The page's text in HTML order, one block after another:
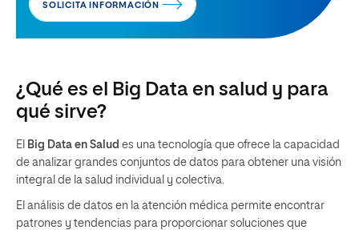
SOLICITA INFORMACIÓN
¿Qué es el Big Data en salud y para
qué sirve?
El Big Data en Salud es una tecnología que ofrece la capacidad
de analizar grandes conjuntos de datos para obtener una visión
integral de la salud individual y colectiva.
El análisis de datos en la atención médica permite encontrar
patrones y tendencias para proporcionar soluciones que